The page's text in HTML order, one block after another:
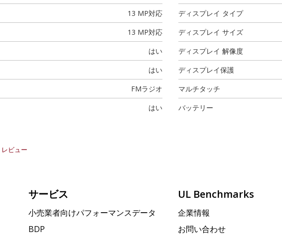
13 MP対応
13 MP対応
はい
はい
FMラジオ
はい
ディスプレイ タイプ
ディスプレイ サイズ
ディスプレイ 解像度
ディスプレイ保護
マルチタッチ
バッテリー
レビュー
サービス
小売業者向けパフォーマンスデータ
BDP
UL Benchmarks
企業情報
お問い合わせ